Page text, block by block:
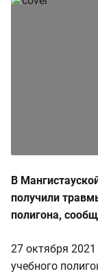
В
получили
полигона,
27 октября
учебного